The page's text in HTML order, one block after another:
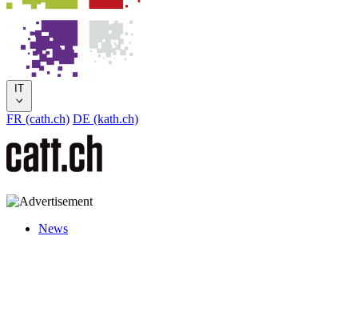
IT
FR (cath.ch) DE (kath.ch)
News